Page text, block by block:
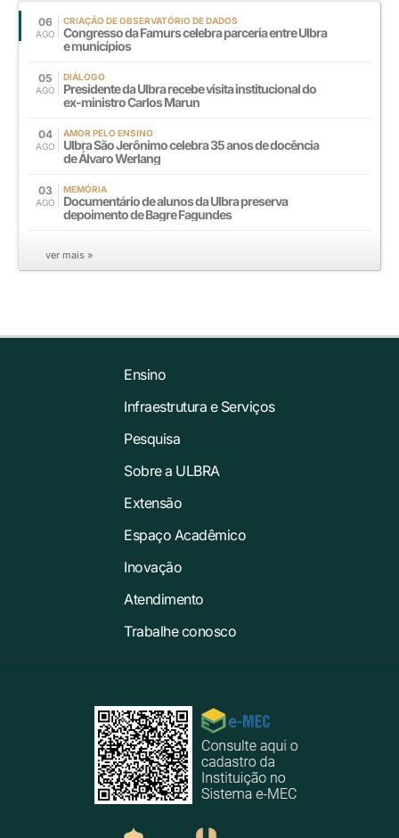
06
AGO
CRIAÇÃO DE OBSERVATÓRIO DE DADOS
Congresso da Famurs celebra parceria entre Ulbra
e municípios
05
AGO
DIÁLOGO
Presidente da Ulbra recebe visita institucional do
ex-ministro Carlos Marun
04
AGO
AMOR PELO ENSINO
Ulbra São Jerônimo celebra 35 anos de docência
de Álvaro Werlang
03
AGO
MEMÓRIA
Documentário de alunos da Ulbra preserva
depoimento de Bagre Fagundes
ver mais »
Ensino
Infraestrutura e Serviços
Pesquisa
Sobre a ULBRA
Extensão
Espaço Acadêmico
Inovação
Atendimento
Trabalhe conosco